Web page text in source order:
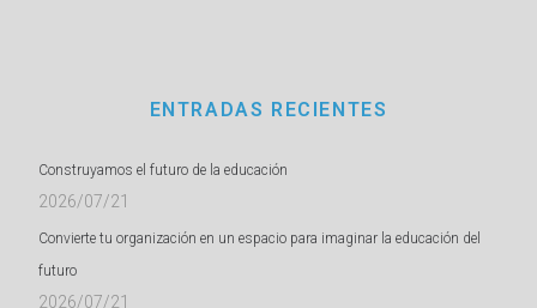
ENTRADAS RECIENTES
Construyamos el futuro de la educación
2026/07/21
Convierte tu organización en un espacio para imaginar la educación del
futuro
2026/07/21